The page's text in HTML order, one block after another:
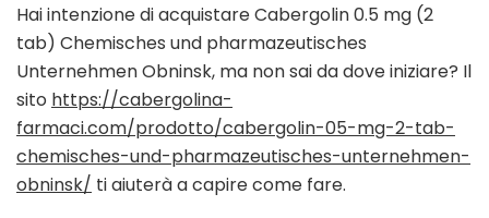
Hai intenzione di acquistare Cabergolin 0.5 mg (2
tab) Chemisches und pharmazeutisches
Unternehmen Obninsk, ma non sai da dove iniziare? Il
sito https://cabergolina-
farmaci.com/prodotto/cabergolin-05-mg-2-tab-
chemisches-und-pharmazeutisches-unternehmen-
obninsk/ ti aiuterà a capire come fare.